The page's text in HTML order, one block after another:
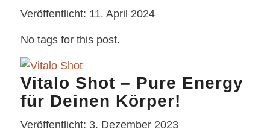
Veröffentlicht: 11. April 2024
No tags for this post.
Vitalo Shot – Pure Energy
für Deinen Körper!
Veröffentlicht: 3. Dezember 2023